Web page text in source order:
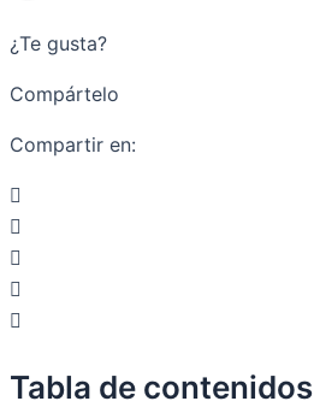
¿Te gusta?
Compártelo
Compartir en:
Tabla de contenidos